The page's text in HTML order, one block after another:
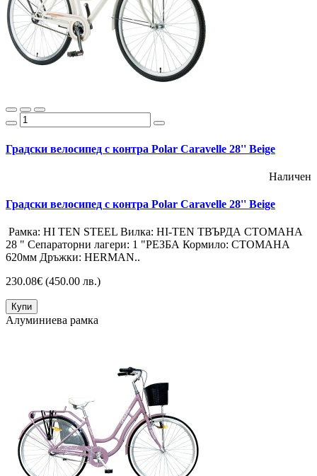
Градски велосипед с контра Polar Caravelle 28'' Beige
Наличен
Градски велосипед с контра Polar Caravelle 28'' Beige
Рамка: HI TEN STEEL Вилка: HI-TEN ТВЪРДА СТОМАНА
28 " Сепараторни лагери: 1 "РЕЗБА Кормило: СТОМАНА
620мм Дръжки: HERMAN..
230.08€ (450.00 лв.)
Купи
Алуминиева рамка